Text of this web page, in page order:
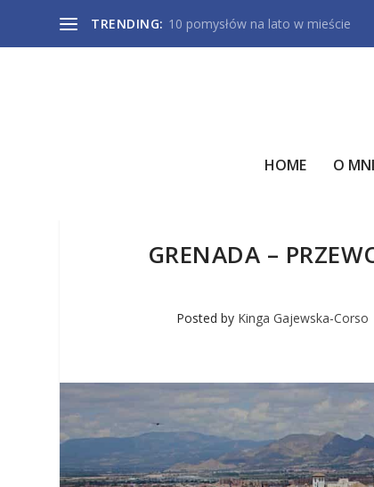
TRENDING: 10 pomysłów na lato w mieście
HOME O
GRENADA –
Posted by Kinga Gajewska-Corso